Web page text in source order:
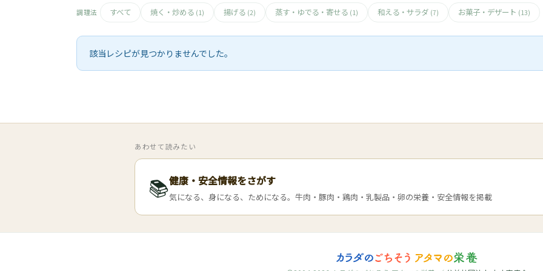
調理法 すべて 焼く・炒める (1) 揚げる (2) 蒸す・ゆでる・寄せる (1) 和える・サラダ (7) お菓子・デザート (13)
該当レシピが見つかりませんでした。
あわせて読みたい
📚健康・安全情報をさがす
気になる、身になる、ためになる。牛肉・豚肉・鶏肉・乳製品・卵の栄養・安全情報を掲載